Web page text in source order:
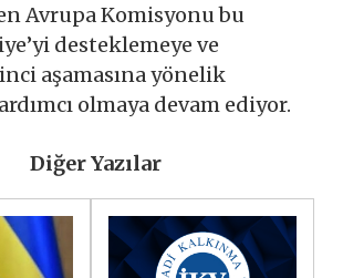
Avrupa Komisyonu bu
desteklemeye ve
aşamasına yönelik
olmaya devam ediyor.
Diğer Yazılar